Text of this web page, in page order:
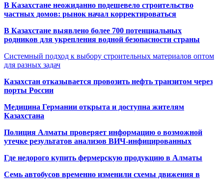
В Казахстане неожиданно подешевело строительство
частных домов: рынок начал корректироваться
В Казахстане выявлено более 700 потенциальных
родников для укрепления водной безопасности страны
Системный подход к выбору строительных материалов оптом
для разных задач
Казахстан отказывается провозить нефть транзитом через
порты России
Медицина Германии открыта и доступна жителям
Казахстана
Полиция Алматы проверяет информацию о возможной
утечке результатов анализов ВИЧ-инфицированных
Где недорого купить фермерскую продукцию в Алматы
Семь автобусов временно изменили схемы движения в